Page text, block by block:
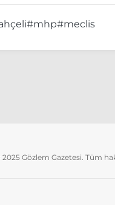
#mhp#meclis
Gözlem Gazetesi. Tüm